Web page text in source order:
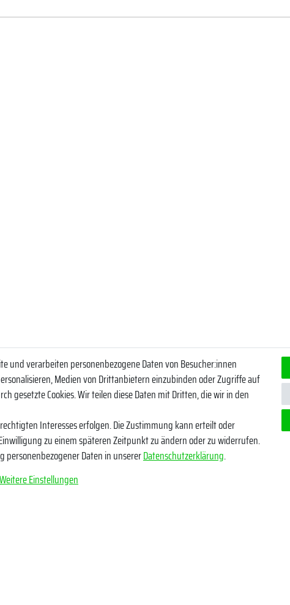
Newsletter und bleibe so über unsere Neuheiten und Angebote informiert.
ich, dass ich dieDaten­schutz­erklärung
und verarbeiten personenbezogene Daten von Besucher:innen
Medien von Drittanbietern einzubinden oder Zugriffe auf
gesetzte Cookies. Wir teilen diese Daten mit Dritten, die wir in den
Interesses erfolgen. Die Zustimmung kann erteilt oder
zu einem späteren Zeitpunkt zu ändern oder zu widerrufen.
personenbezogener Daten in unsererDaten­schutz­erklärung.
Weitere Einstellungen